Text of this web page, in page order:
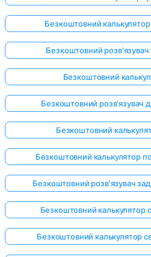
Поки
своє
перше
Безкоштовний калькулятор
Безкоштовний розв'язувач
Безкоштовний
Безкоштовний розв'язувач
Безкоштовний
Безкоштовний калькулятор
Безкоштовний розв'язувач
Безкоштовний калькулятор
Безкоштовний калькулятор